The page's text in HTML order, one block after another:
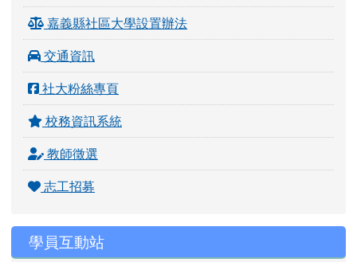
嘉義縣社區大學設置辦法
交通資訊
社大粉絲專頁
校務資訊系統
教師徵選
志工招募
學員互動站